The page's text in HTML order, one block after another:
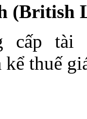
(British
cấp
kể thuế